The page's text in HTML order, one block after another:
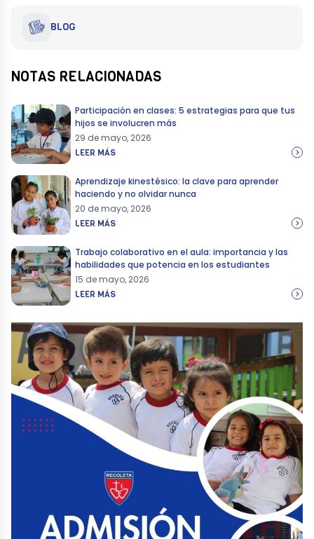
BLOG
NOTAS RELACIONADAS
Participación en clases: 5 estrategias para que tus
hijos se involucren más
29 de mayo, 2026
LEER MÁS
Aprendizaje kinestésico: la clave para aprender
haciendo y no olvidar nunca
20 de mayo, 2026
LEER MÁS
Trabajo colaborativo en el aula: importancia y las
habilidades que potencia en los estudiantes
15 de mayo, 2026
LEER MÁS